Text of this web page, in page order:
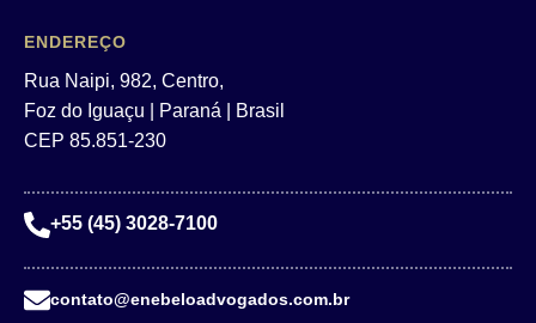
ENDEREÇO
Rua Naipi, 982, Centro,
Foz do Iguaçu | Paraná | Brasil
CEP 85.851-230
+55 (45) 3028-7100
contato@enebeloadvogados.com.br